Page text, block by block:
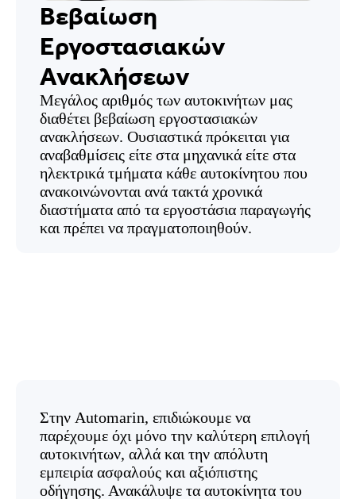
Βεβαίωση
Εργοστασιακών
Ανακλήσεων
Μεγάλος αριθμός των αυτοκινήτων μας
διαθέτει βεβαίωση εργοστασιακών
ανακλήσεων. Ουσιαστικά πρόκειται για
αναβαθμίσεις είτε στα μηχανικά είτε στα
ηλεκτρικά τμήματα κάθε αυτοκίνητου που
ανακοινώνονται ανά τακτά χρονικά
διαστήματα από τα εργοστάσια παραγωγής
και πρέπει να πραγματοποιηθούν.
Στην Automarin, επιδιώκουμε να
παρέχουμε όχι μόνο την καλύτερη επιλογή
αυτοκινήτων, αλλά και την απόλυτη
εμπειρία ασφαλούς και αξιόπιστης
οδήγησης. Ανακάλυψε τα αυτοκίνητα του